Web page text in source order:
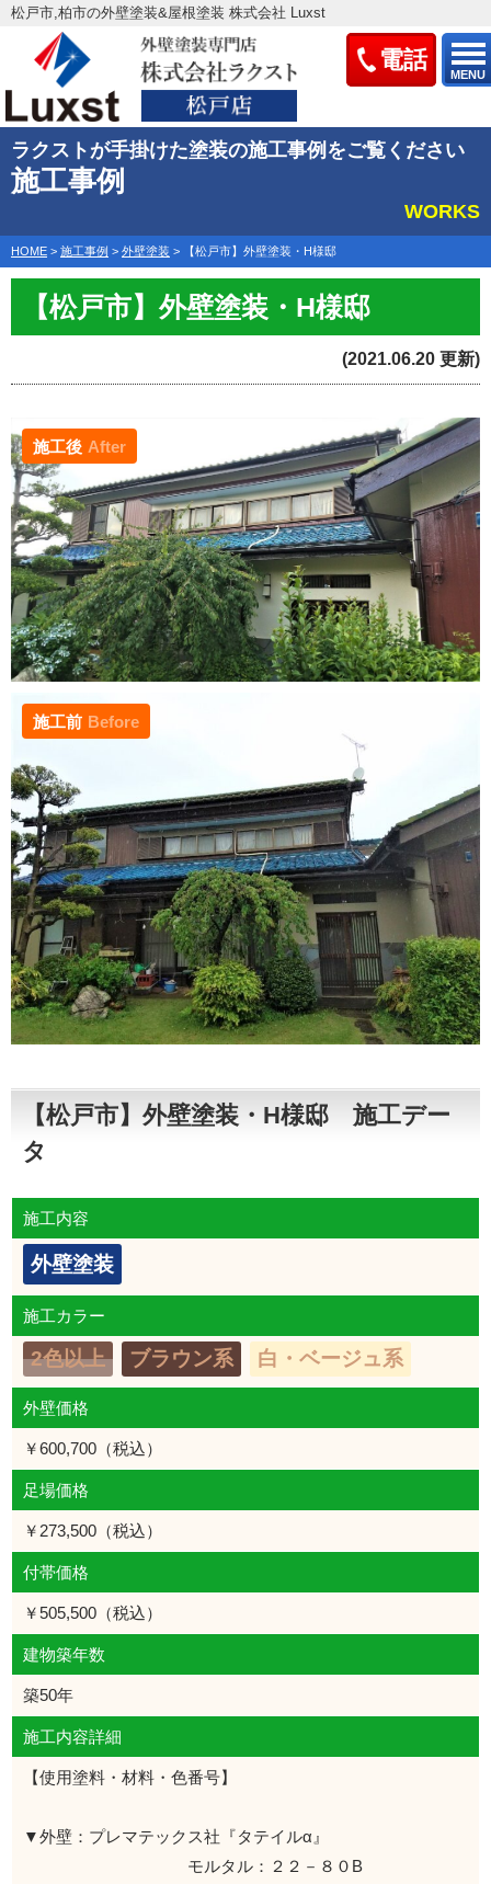
電話
MENU
松戸市,柏市の外壁塗装&屋根塗装 株式会社 Luxst
ラクストが手掛けた塗装の施工事例をご覧ください
施工事例
WORKS
HOME > 施工事例 > 外壁塗装 > 【松戸市】外壁塗装・H様邸
【松戸市】外壁塗装・H様邸
(2021.06.20 更新)
施工後 After
施工前 Before
【松戸市】外壁塗装・H様邸 施工デー
タ
施工内容
外壁塗装
施工カラー
2色以上 ブラウン系 白・ベージュ系
外壁価格
￥600,700（税込）
足場価格
￥273,500（税込）
付帯価格
￥505,500（税込）
建物築年数
築50年
施工内容詳細
【使用塗料・材料・色番号】
▼外壁：プレマテックス社『タテイルα』
モルタル：２２－８０B